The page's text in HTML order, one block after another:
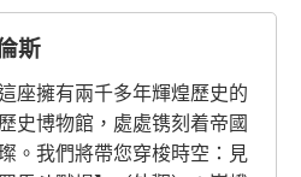
斯
座擁有兩千多年輝煌歷史的
史博物館，處處镌刻着帝國
。我們將帶您穿梭時空：見